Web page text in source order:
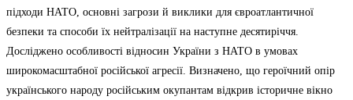
підходи НАТО, основні загрози й виклики для євроатлантичної
безпеки та способи їх нейтралізації на наступне десятиріччя.
Досліджено особливості відносин України з НАТО в умовах
широкомасштабної російської агресії. Визначено, що героїчний опір
українського народу російським окупантам відкрив історичне вікно